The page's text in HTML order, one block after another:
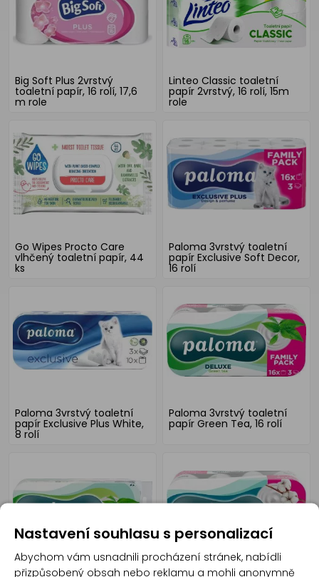
Big Soft Plus 2vrstvý
toaletní papír, 16 rolí, 17,6
m role
Linteo Classic toaletní
papír 2vrstvý, 16 rolí, 15m
role
Go Wipes Procto Care
vlhčený toaletní papír, 44
ks
Paloma 3vrstvý toaletní
papír Exclusive Soft Decor,
16 rolí
Paloma 3vrstvý toaletní
papír Exclusive Plus White,
8 rolí
Paloma 3vrstvý toaletní
papír Green Tea, 16 rolí
Nastavení souhlasu s personalizací
Abychom vám usnadnili procházení stránek, nabídli
přizpůsobený obsah nebo reklamu a mohli anonymně